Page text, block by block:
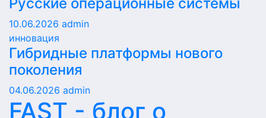
10.06.2026 admin
инновация
Гибридные платформы нового
поколения
04.06.2026 admin
FAST - блог о